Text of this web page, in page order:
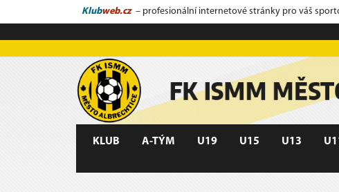
Klubweb.cz – profesionální internetové stránky pro váš
KLUB A-TÝM U19 U15 U13